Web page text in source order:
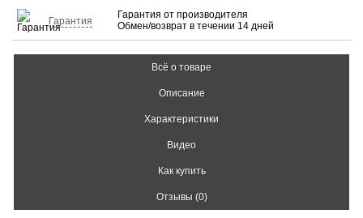
Гарантия
Гарантия от производителя
Обмен/возврат в течении 14 дней
Всё о товаре
Описание
Характеристики
Видео
Как купить
Отзывы (0)